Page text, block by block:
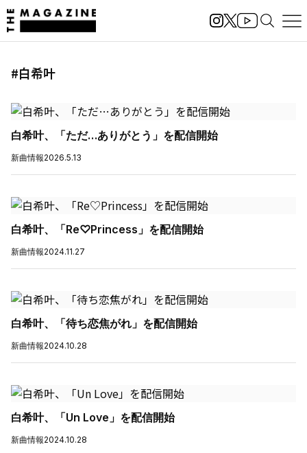
#白希叶
白希叶、「ただ…ありがとう」を配信開始
新曲情報2026.5.13
白希叶、「Re♡Princess」を配信開始
新曲情報2024.11.27
白希叶、「待ち恋焦がれ」を配信開始
新曲情報2024.10.28
白希叶、「Un Love」を配信開始
新曲情報2024.10.28